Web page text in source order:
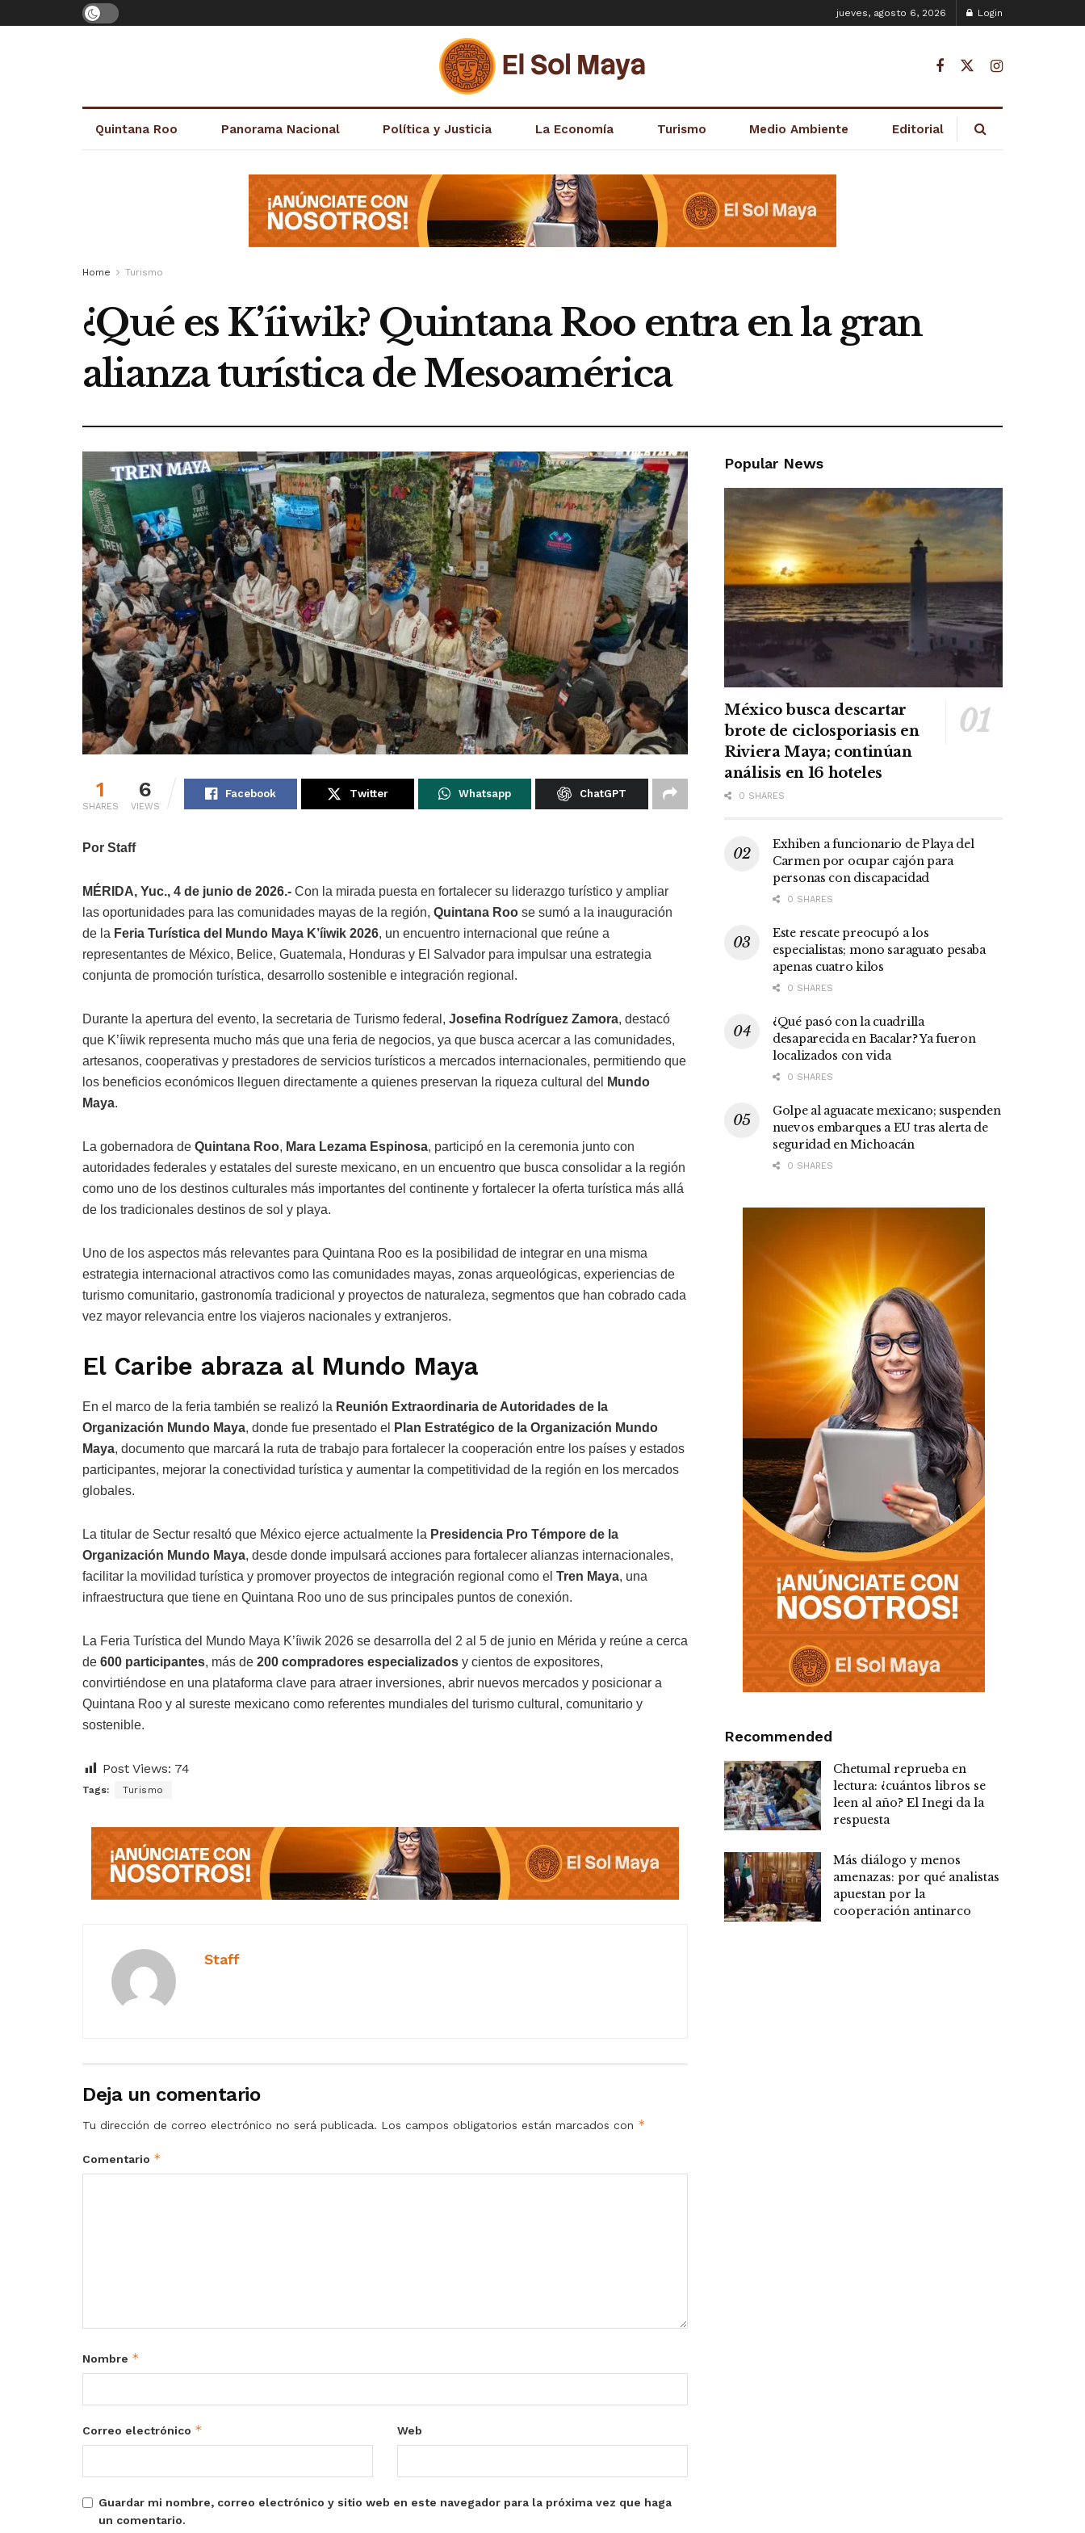
jueves, agosto 6, 2026 Login
Quintana Roo Panorama Nacional Política y Justicia La Economía Turismo Medio Ambiente Editorial
Home Turismo
¿Qué es K’íiwik? Quintana Roo entra en la gran
alianza turística de Mesoamérica
1
SHARES
6
VIEWS
Facebook Twitter Whatsapp ChatGPT
Por Staff
MÉRIDA, Yuc., 4 de junio de 2026.- Con la mirada puesta en fortalecer su liderazgo turístico y ampliar
las oportunidades para las comunidades mayas de la región, Quintana Roo se sumó a la inauguración
de la Feria Turística del Mundo Maya K’íiwik 2026, un encuentro internacional que reúne a
representantes de México, Belice, Guatemala, Honduras y El Salvador para impulsar una estrategia
conjunta de promoción turística, desarrollo sostenible e integración regional.
Durante la apertura del evento, la secretaria de Turismo federal, Josefina Rodríguez Zamora, destacó
que K’íiwik representa mucho más que una feria de negocios, ya que busca acercar a las comunidades,
artesanos, cooperativas y prestadores de servicios turísticos a mercados internacionales, permitiendo que
los beneficios económicos lleguen directamente a quienes preservan la riqueza cultural del
Mundo
Maya.
La gobernadora de Quintana Roo, Mara Lezama Espinosa, participó en la ceremonia junto con
autoridades federales y estatales del sureste mexicano, en un encuentro que busca consolidar a la región
como uno de los destinos culturales más importantes del continente y fortalecer la oferta turística más allá
de los tradicionales destinos de sol y playa.
Uno de los aspectos más relevantes para Quintana Roo es la posibilidad de integrar en una misma
estrategia internacional atractivos como las comunidades mayas, zonas arqueológicas, experiencias de
turismo comunitario, gastronomía tradicional y proyectos de naturaleza, segmentos que han cobrado cada
vez mayor relevancia entre los viajeros nacionales y extranjeros.
El Caribe abraza al Mundo Maya
En el marco de la feria también se realizó la Reunión Extraordinaria de Autoridades de la
Organización Mundo Maya, donde fue presentado el
Plan Estratégico de la Organización Mundo
Maya, documento que marcará la ruta de trabajo para fortalecer la cooperación entre los países y estados
participantes, mejorar la conectividad turística y aumentar la competitividad de la región en los mercados
globales.
La titular de Sectur resaltó que México ejerce actualmente la Presidencia Pro Témpore de la
Organización Mundo Maya, desde donde impulsará acciones para fortalecer alianzas internacionales,
facilitar la movilidad turística y promover proyectos de integración regional como el Tren Maya, una
infraestructura que tiene en Quintana Roo uno de sus principales puntos de conexión.
La Feria Turística del Mundo Maya K’íiwik 2026 se desarrolla del 2 al 5 de junio en Mérida y reúne a cerca
de 600 participantes, más de 200 compradores especializados y cientos de expositores,
convirtiéndose en una plataforma clave para atraer inversiones, abrir nuevos mercados y posicionar a
Quintana Roo y al sureste mexicano como referentes mundiales del turismo cultural, comunitario y
sostenible.
Post Views: 74
Tags: Turismo
Staff
Deja un comentario
Tu dirección de correo electrónico no será publicada. Los campos obligatorios están marcados con *
Comentario *
Nombre *
Correo electrónico * Web
Guardar mi nombre, correo electrónico y sitio web en este navegador para la próxima vez que haga
un comentario.
Popular News
México busca descartar
brote de ciclosporiasis en
Riviera Maya; continúan
análisis en 16 hoteles
0 SHARES
Exhiben a funcionario de Playa del
Carmen por ocupar cajón para
personas con discapacidad
0 SHARES
Este rescate preocupó a los
especialistas; mono saraguato pesaba
apenas cuatro kilos
0 SHARES
¿Qué pasó con la cuadrilla
desaparecida en Bacalar? Ya fueron
localizados con vida
0 SHARES
Golpe al aguacate mexicano; suspenden
nuevos embarques a EU tras alerta de
seguridad en Michoacán
0 SHARES
Recommended
Chetumal reprueba en
lectura: ¿cuántos libros se
leen al año? El Inegi da la
respuesta
Más diálogo y menos
amenazas: por qué analistas
apuestan por la
cooperación antinarco